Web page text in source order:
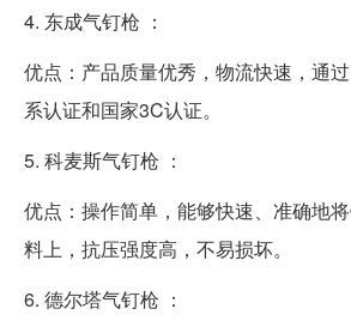
4. 东成气钉枪 ：
优点：产品质量优秀，物流快速，通
系认证和国家3C认证。
5. 科麦斯气钉枪 ：
优点：操作简单，能够快速、准确地
料上，抗压强度高，不易损坏。
6. 德尔塔气钉枪 ：